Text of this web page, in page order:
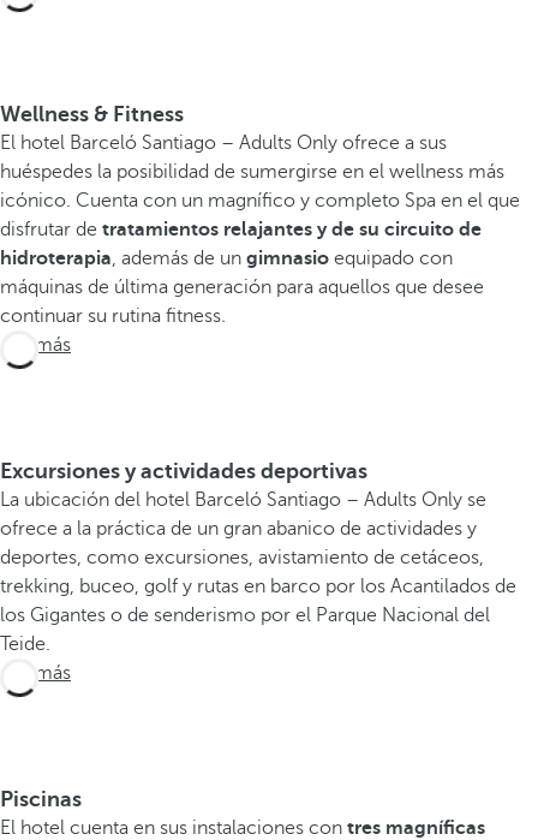
Wellness & Fitness
El hotel Barceló Santiago – Adults Only ofrece a sus
huéspedes la posibilidad de sumergirse en el wellness más
icónico. Cuenta con un magnífico y completo Spa en el que
disfrutar de tratamientos relajantes y de su circuito de
hidroterapia , además de un gimnasio equipado con
máquinas de última generación para aquellos que desee
continuar su rutina fitness.
Ver más
Excursiones y actividades deportivas
La ubicación del hotel Barceló Santiago – Adults Only se
ofrece a la práctica de un gran abanico de actividades y
deportes, como excursiones, avistamiento de cetáceos,
trekking, buceo, golf y rutas en barco por los Acantilados de
los Gigantes o de senderismo por el Parque Nacional del
Teide.
Ver más
Piscinas
El hotel cuenta en sus instalaciones con tres magníficas